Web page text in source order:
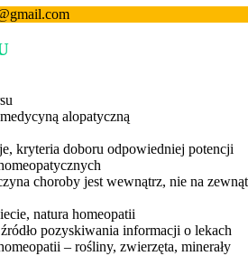
alopatyczną
kryteria doboru odpowiedniej potencji
choroby jest wewnątrz, nie na
natura homeopatii
pozyskiwania informacji o lekach
– rośliny, zwierzęta, minerały